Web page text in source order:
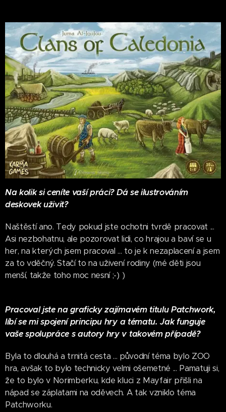
Na kolik si ceníte vaší práci? Dá se ilustrováním
deskovek uživit?
Naštěstí ano. Tedy pokud jste ochotni tvrdě pracovat ...
Asi nezbohatnu, ale pozorovat lidi, co hrajou a baví se u
her, na kterých jsem pracoval ... to je k nezaplacení a jsem
za to vděčný. Stačí to na uživení rodiny (mé děti jsou
menší, takže toho moc nesní ;-) )
Pracoval jste na graficky zajímavém titulu Patchwork,
líbí se mi spojení principu hry a tématu. Jak funguje
vaše spolupráce s autory hry v takovém případě?
Byla to dlouhá a trnitá cesta ... původní téma bylo ZOO
hra, avšak to bylo technicky velmi ošemetné ... Pamatuji si,
že to bylo v Norimberku, kde kluci z Mayfair přišli na
nápad se záplatami na oděvech. A tak vzniklo téma
Patchworku.